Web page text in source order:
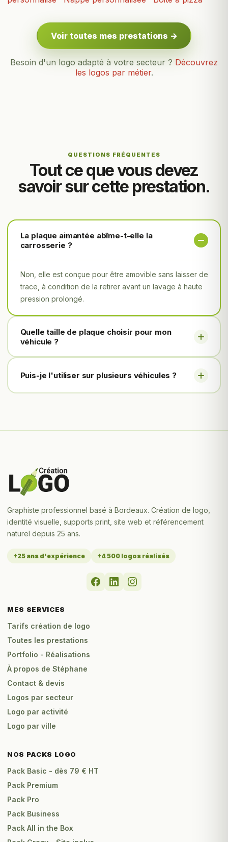
Voir toutes mes prestations →
Besoin d'un logo adapté à votre secteur ? Découvrez
les logos par métier.
QUESTIONS FRÉQUENTES
Tout ce que vous devez
savoir sur cette prestation.
La plaque aimantée abîme-t-elle la
carrosserie ?
Non, elle est conçue pour être amovible sans laisser de
trace, à condition de la retirer avant un lavage à haute
pression prolongé.
Quelle taille de plaque choisir pour mon
véhicule ?
Puis-je l'utiliser sur plusieurs véhicules ?
Graphiste professionnel basé à Bordeaux. Création de logo,
identité visuelle, supports print, site web et référencement
naturel depuis 25 ans.
+25 ans d'expérience +4 500 logos réalisés
MES SERVICES
Tarifs création de logo
Toutes les prestations
Portfolio - Réalisations
À propos de Stéphane
Contact & devis
Logos par secteur
Logo par activité
Logo par ville
NOS PACKS LOGO
Pack Basic - dès 79 € HT
Pack Premium
Pack Pro
Pack Business
Pack All in the Box